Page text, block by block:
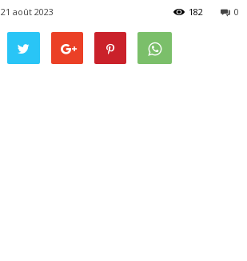
21 août 2023 0
182